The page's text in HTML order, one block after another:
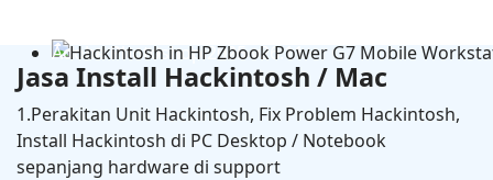
Adobe Photoshop 2025 v26.11
Jasa Install Hackintosh / Mac
1.Perakitan Unit Hackintosh, Fix Problem Hackintosh,
Install Hackintosh di PC Desktop / Notebook
sepanjang hardware di support